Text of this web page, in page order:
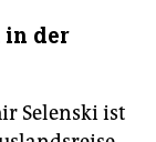
in der
Selenski ist